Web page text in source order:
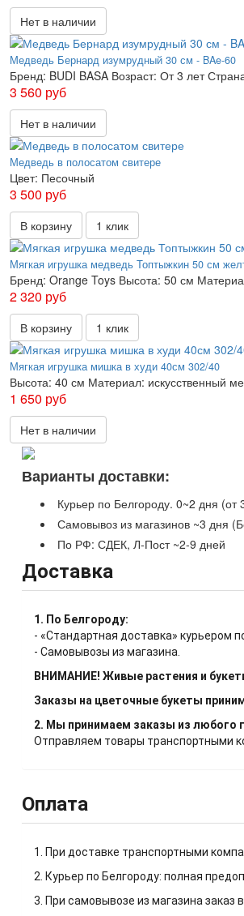
Нет в наличии
Медведь Бернард изумрудный 30 см - BAe-60
Бренд: BUDI BASA Возраст: От 3 лет
3 560 руб
Нет в наличии
Медведь в полосатом свитере
Цвет: Песочный
3 500 руб
В корзину 1 клик
Мягкая игрушка медведь Топтыжкин 50 см
Бренд: Orange Toys Высота: 50 см
2 320 руб
В корзину 1 клик
Мягкая игрушка мишка в худи 40см 302/40
Высота: 40 см Материал: искусственный
1 650 руб
Нет в наличии
Варианты доставки:
Курьер по Белгороду. 0~2 дня (от
Самовывоз из магазинов ~3 дня
По РФ: СДЕК, Л-Пост ~2-9 дней
Доставка
1. По Белгороду:
- «Стандартная доставка» курьером
- Самовывозы из магазина.
ВНИМАНИЕ! Живые растения и
Заказы на цветочные букеты
2. Мы принимаем заказы из любого
Отправляем товары транспортными
Оплата
1. При доставке транспортными
2. Курьер по Белгороду: полная
3. При самовывозе из магазина